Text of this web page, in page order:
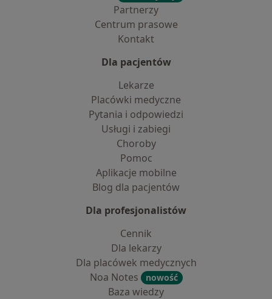
Partnerzy
Centrum prasowe
Kontakt
Dla pacjentów
Lekarze
Placówki medyczne
Pytania i odpowiedzi
Usługi i zabiegi
Choroby
Pomoc
Aplikacje mobilne
Blog dla pacjentów
Dla profesjonalistów
Cennik
Dla lekarzy
Dla placówek medycznych
Noa Notes
nowość
Baza wiedzy